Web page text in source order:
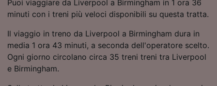
Puoi viaggiare da Liverpool a Birmingham in 1 ora 36
minuti con i treni più veloci disponibili su questa tratta.
Il viaggio in treno da Liverpool a Birmingham dura in
media 1 ora 43 minuti, a seconda dell'operatore scelto.
Ogni giorno circolano circa 35 treni treni tra Liverpool
e Birmingham.